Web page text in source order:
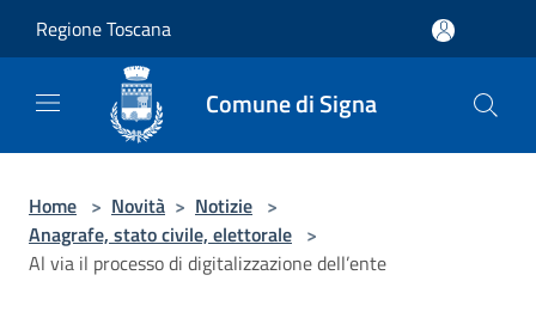
Regione Toscana
Comune di Signa
Home > Novità > Notizie >
Anagrafe, stato civile, elettorale >
Al via il processo di digitalizzazione dell’ente